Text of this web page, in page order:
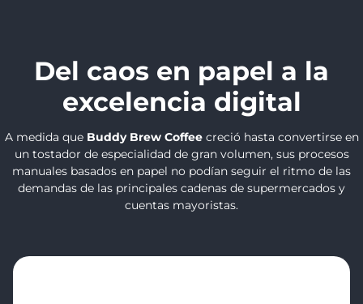
Del caos en papel a la
excelencia digital
A medida que Buddy Brew Coffeecreció hasta convertirse en
un tostador de especialidad de gran volumen, sus procesos
manuales basados en papel no podían seguir el ritmo de las
demandas de las principales cadenas de supermercados y
cuentas mayoristas.